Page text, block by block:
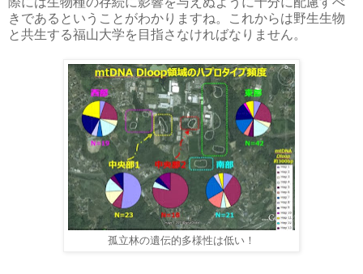
きであるということがわかりますね。これからは野生生物
と共生する福山大学を目指さなければなりません。
孤立林の遺伝的多様性は低い！